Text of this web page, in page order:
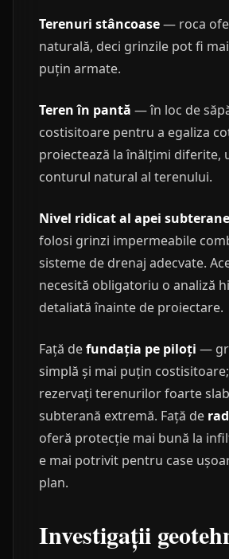
Terenuri stâncoase— roca
naturală, deci grinzile pot fi
puțin armate.
Teren în pantă — în loc de
costisitoare pentru a egaliza
proiectează la înălțimi diferite,
conturul natural al terenului.
Nivel ridicat al apei subterane
folosi grinzi impermeabile
sisteme de drenaj adecvate.
necesită obligatoriu o analiză
detaliată înainte de proiectare.
Față defundația pe piloți —
simplă și mai puțin
rezervați terenurilor foarte
subterană extremă. Față de
oferă protecție mai bună la
e mai potrivit pentru case
plan.
Investigații